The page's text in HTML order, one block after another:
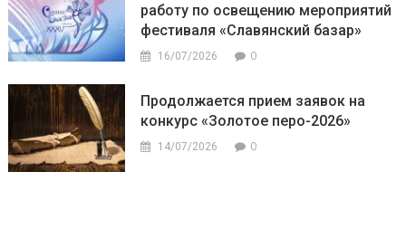
работу по освещению мероприятий
фестиваля «Славянский базар»
16/07/2026 0
Продолжается прием заявок на
конкурс «Золотое перо-2026»
14/07/2026 0